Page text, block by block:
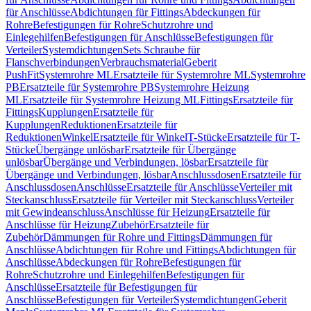
für AnschlüsseAbdichtungen für FittingsAbdeckungen für
RohreBefestigungen für RohreSchutzrohre und
EinlegehilfenBefestigungen für AnschlüsseBefestigungen für
VerteilerSystemdichtungenSets Schraube für
FlanschverbindungenVerbrauchsmaterialGeberit
PushFitSystemrohre MLErsatzteile für Systemrohre MLSystemrohre
PBErsatzteile für Systemrohre PBSystemrohre Heizung
MLErsatzteile für Systemrohre Heizung MLFittingsErsatzteile für
FittingsKupplungenErsatzteile für
KupplungenReduktionenErsatzteile für
ReduktionenWinkelErsatzteile für WinkelT-StückeErsatzteile für T-
StückeÜbergänge unlösbarErsatzteile für Übergänge
unlösbarÜbergänge und Verbindungen, lösbarErsatzteile für
Übergänge und Verbindungen, lösbarAnschlussdosenErsatzteile für
AnschlussdosenAnschlüsseErsatzteile für AnschlüsseVerteiler mit
SteckanschlussErsatzteile für Verteiler mit SteckanschlussVerteiler
mit GewindeanschlussAnschlüsse für HeizungErsatzteile für
Anschlüsse für HeizungZubehörErsatzteile für
ZubehörDämmungen für Rohre und FittingsDämmungen für
AnschlüsseAbdichtungen für Rohre und FittingsAbdichtungen für
AnschlüsseAbdeckungen für RohreBefestigungen für
RohreSchutzrohre und EinlegehilfenBefestigungen für
AnschlüsseErsatzteile für Befestigungen für
AnschlüsseBefestigungen für VerteilerSystemdichtungenGeberit